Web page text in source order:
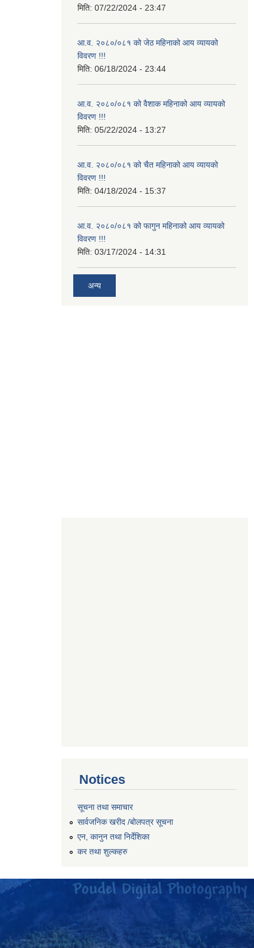
मिति: 07/22/2024 - 23:47
आ.व. २०८०/०८१ को जेठ महिनाको आय व्यायको
विवरण !!!
मिति: 06/18/2024 - 23:44
आ.व. २०८०/०८१ को वैशाक महिनाको आय व्यायको
विवरण !!!
मिति: 05/22/2024 - 13:27
आ.व. २०८०/०८१ को चैत महिनाको आय व्यायको
विवरण !!!
मिति: 04/18/2024 - 15:37
आ.व. २०८०/०८१ को फागुन महिनाको आय व्यायको
विवरण !!!
मिति: 03/17/2024 - 14:31
अन्य
Notices
सूचना तथा समाचार
सार्वजनिक खरीद /बोलपत्र सूचना
एन, कानुन तथा निर्देशिका
कर तथा शुल्कहरु